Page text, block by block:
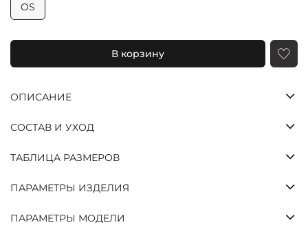
Долями
Оставшиеся
спишутся
автоматически
недели
25%25%25%
В корзину
OS
ОПИСАНИЕ
ТАБЛИЦА РАЗМЕРОВ
СОСТАВ И УХОД
ПАРАМЕТРЫ ИЗДЕЛИЯ
ПАРАМЕТРЫ МОДЕЛИ